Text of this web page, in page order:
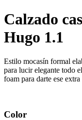
Calzado
Hugo 1.1
Estilo mocasín formal
para lucir elegante todo
foam para darte ese
Color